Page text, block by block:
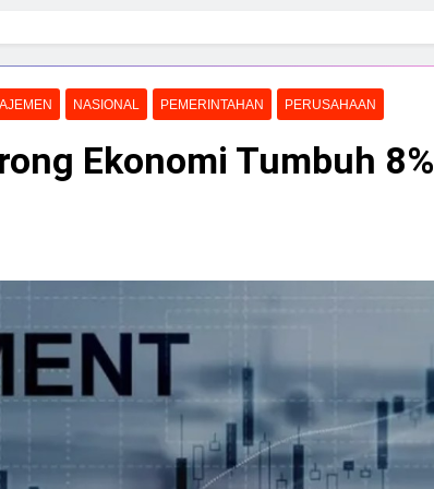
NASIONAL PEMERINTAHAN PERUSAHAAN
Ekonomi Tumbuh 8%